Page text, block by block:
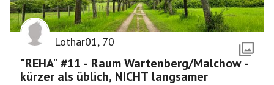
Lothar01, 70
"REHA" #11 - Raum Wartenberg/Malchow -
kürzer als üblich, NICHT langsamer